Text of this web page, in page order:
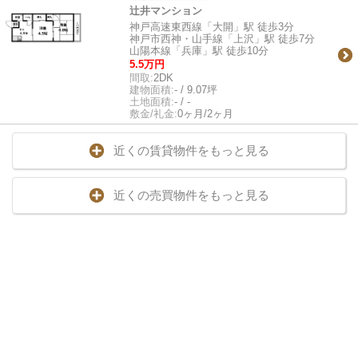
辻井マンション
神戸高速東西線「大開」駅 徒歩3分
神戸市西神・山手線「上沢」駅 徒歩7分
山陽本線「兵庫」駅 徒歩10分
5.5万円
間取:2DK
建物面積:- / 9.07坪
土地面積:- / -
敷金/礼金:0ヶ月/2ヶ月
近くの賃貸物件をもっと見る
近くの売買物件をもっと見る